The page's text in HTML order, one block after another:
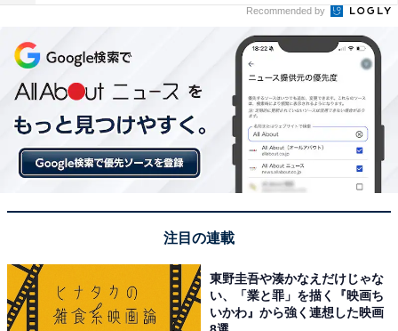
Recommended by
注目の連載
東野圭吾や湊かなえだけじゃな
い、「業と罪」を描く『映画ち
いかわ』から強く連想した映画